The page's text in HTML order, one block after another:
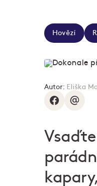
Hovězí
Autor: Eliška